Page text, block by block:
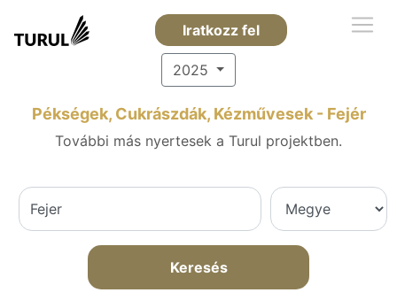
Iratkozz fel
2025
Pékségek, Cukrászdák, Kézművesek - Fejér
További más nyertesek a Turul projektben.
Keresés